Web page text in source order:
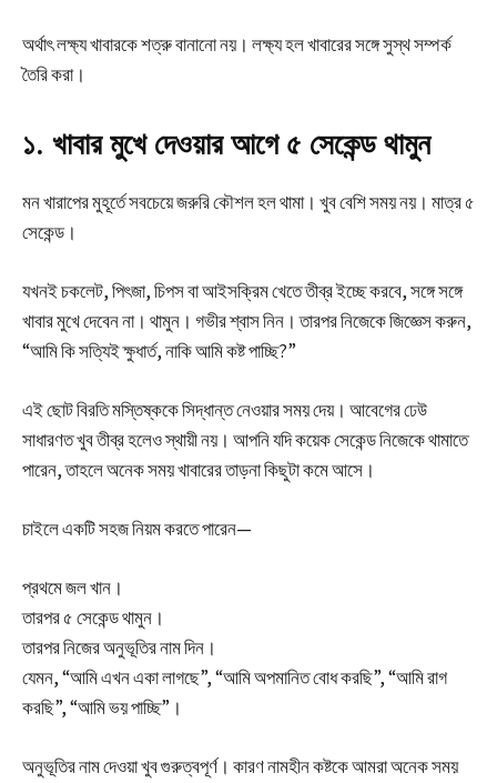
অর্থাৎ লক্ষ্য খাবারকে শত্রু বানানো নয়। লক্ষ্য হল খাবারের সঙ্গে সুস্থ সম্পর্ক
তৈরি করা।
১. খাবার মুখে দেওয়ার আগে ৫ সেকেন্ড থামুন
মন খারাপের মুহূর্তে সবচেয়ে জরুরি কৌশল হল থামা। খুব বেশি সময় নয়। মাত্র ৫
সেকেন্ড।
যখনই চকলেট, পিৎজা, চিপস বা আইসক্রিম খেতে তীব্র ইচ্ছে করবে, সঙ্গে সঙ্গে
খাবার মুখে দেবেন না। থামুন। গভীর শ্বাস নিন। তারপর নিজেকে জিজ্ঞেস করুন,
“আমি কি সত্যিই ক্ষুধার্ত, নাকি আমি কষ্ট পাচ্ছি?”
এই ছোট বিরতি মস্তিষ্ককে সিদ্ধান্ত নেওয়ার সময় দেয়। আবেগের ঢেউ
সাধারণত খুব তীব্র হলেও স্থায়ী নয়। আপনি যদি কয়েক সেকেন্ড নিজেকে থামাতে
পারেন, তাহলে অনেক সময় খাবারের তাড়না কিছুটা কমে আসে।
চাইলে একটি সহজ নিয়ম করতে পারেন—
প্রথমে জল খান।
তারপর ৫ সেকেন্ড থামুন।
তারপর নিজের অনুভূতির নাম দিন।
যেমন, “আমি এখন একা লাগছে”, “আমি অপমানিত বোধ করছি”, “আমি রাগ
করছি”, “আমি ভয় পাচ্ছি”।
অনুভূতির নাম দেওয়া খুব গুরুত্বপূর্ণ। কারণ নামহীন কষ্টকে আমরা অনেক সময়